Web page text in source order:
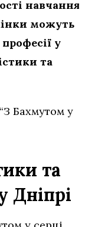
навчання
можуть
у
та
Бахмутом у
та
Дніпрі